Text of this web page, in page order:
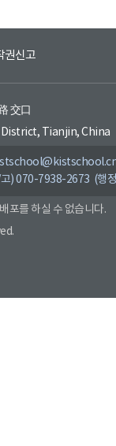
권신고
交口
Tianjin, China
) 070-7938-2673 (행
포를 하실 수 없습니다.